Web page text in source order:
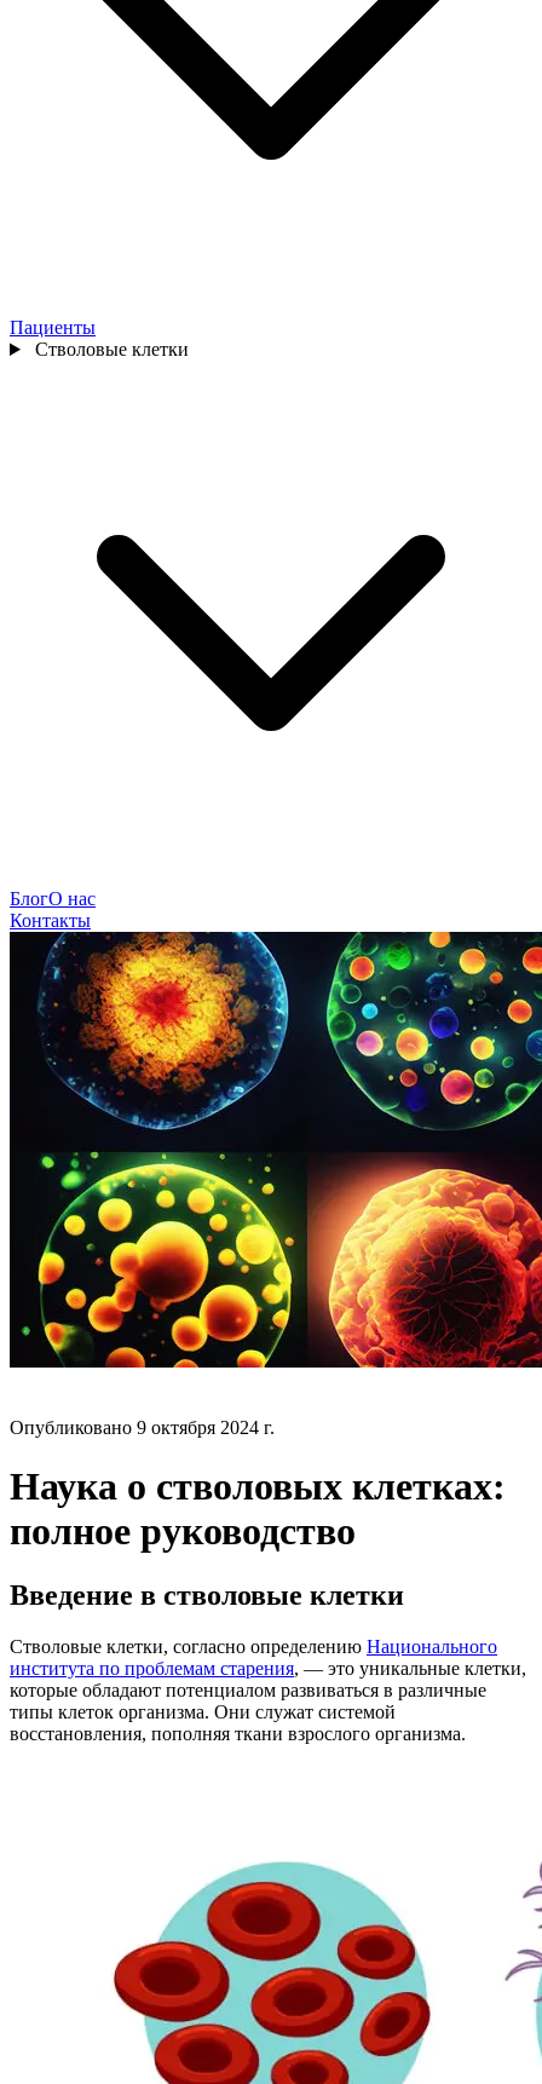
Пациенты
Стволовые клетки
БлогО нас
Контакты
Опубликовано 9 октября 2024 г.
Наука о стволовых клетках:
полное руководство
Введение в стволовые клетки
Стволовые клетки, согласно определению Национального
института по проблемам старения, — это уникальные клетки,
которые обладают потенциалом развиваться в различные
типы клеток организма. Они служат системой
восстановления, пополняя ткани взрослого организма.